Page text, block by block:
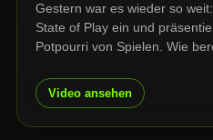
Gestern war es wieder so
State of Play ein und
Potpourri von Spielen. Wie
erscheinenden "Marvel’s
Games". Neben Marvels
Video ansehen